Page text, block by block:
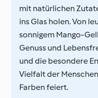
mit natürlichen
ins Glas holen. Von
sonnigem Mango-
Genuss und
und die besondere
Vielfalt der
Farben feiert.